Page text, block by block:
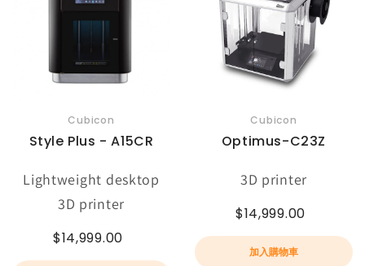
Cubicon
Style Plus - A15CR
Lightweight desktop
3D printer
$14,999.00
Cubicon
Optimus-C23Z
3D printer
$14,999.00
加入購物車